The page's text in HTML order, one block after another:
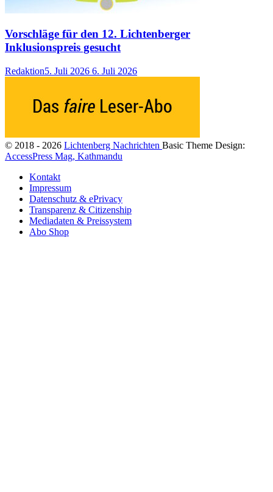
Vorschläge für den 12. Lichtenberger
Inklusionspreis gesucht
Redaktion5. Juli 2026 6. Juli 2026
© 2018 - 2026 Lichtenberg Nachrichten Basic Theme Design:
AccessPress Mag, Kathmandu
Kontakt
Impressum
Datenschutz & ePrivacy
Transparenz & Citizenship
Mediadaten & Preissystem
Abo Shop